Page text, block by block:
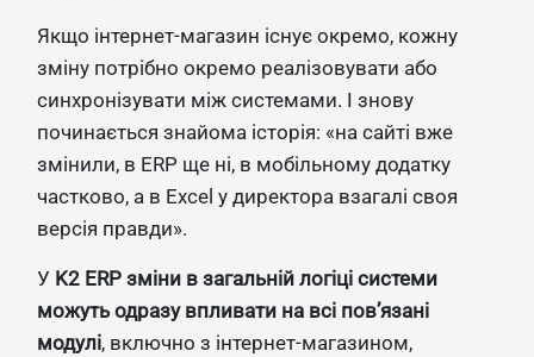
Якщо інтернет-магазин існує окремо, кожну
зміну потрібно окремо реалізовувати або
синхронізувати між системами. І знову
починається знайома історія: «на сайті вже
змінили, в ERP ще ні, в мобільному додатку
частково, а в Excel у директора взагалі своя
версія правди».
У K2 ERP зміни в загальній логіці системи
можуть одразу впливати на всі пов’язані
модулі, включно з інтернет-магазином,